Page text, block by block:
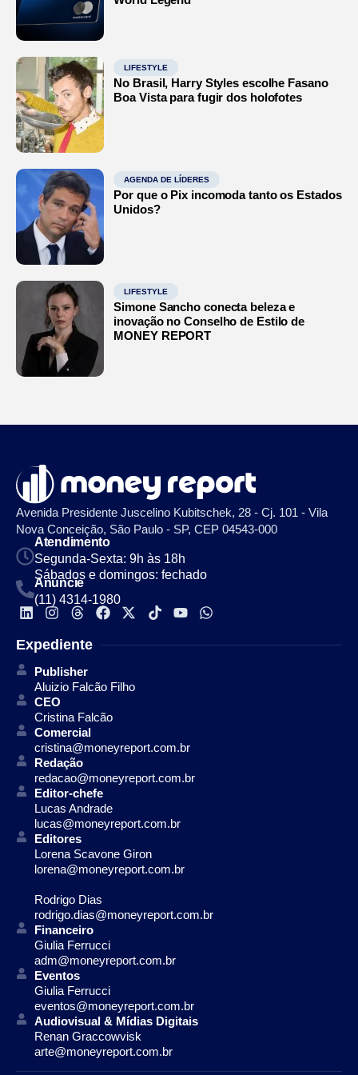
LIFESTYLE
No Brasil, Harry Styles escolhe Fasano
Boa Vista para fugir dos holofotes
AGENDA DE LÍDERES
Por que o Pix incomoda tanto os Estados
Unidos?
LIFESTYLE
Simone Sancho conecta beleza e
inovação no Conselho de Estilo de
MONEY REPORT
Avenida Presidente Juscelino Kubitschek, 28 - Cj. 101 - Vila
Nova Conceição, São Paulo - SP, CEP 04543-000
Atendimento
Segunda-Sexta: 9h às 18h
Sábados e domingos: fechado
Anuncie
(11) 4314-1980
Expediente
Publisher
Aluizio Falcão Filho
CEO
Cristina Falcão
Comercial
cristina@moneyreport.com.br
Redação
redacao@moneyreport.com.br
Editor-chefe
Lucas Andrade
lucas@moneyreport.com.br
Editores
Lorena Scavone Giron
lorena@moneyreport.com.br
Rodrigo Dias
rodrigo.dias@moneyreport.com.br
Financeiro
Giulia Ferrucci
adm@moneyreport.com.br
Eventos
Giulia Ferrucci
eventos@moneyreport.com.br
Audiovisual & Mídias Digitais
Renan Graccowvisk
arte@moneyreport.com.br